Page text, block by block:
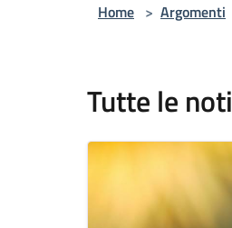
Home > Argomenti
Tutte le